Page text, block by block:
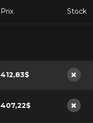
Prix Stock
412,83$
Non
407,22$
Non